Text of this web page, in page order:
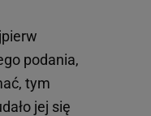
podania,
tym
jej się